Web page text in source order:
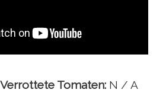
Verrottete Tomaten: N / A